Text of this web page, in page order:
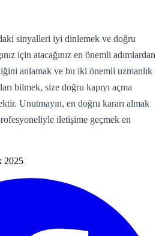
sinyalleri iyi dinlemek ve doğru
için atacağınız en önemli adımlardan
anlamak ve bu iki önemli uzmanlık
bilmek, size doğru kapıyı açma
Unutmayın, en doğru kararı almak
iletişime geçmek en
2025